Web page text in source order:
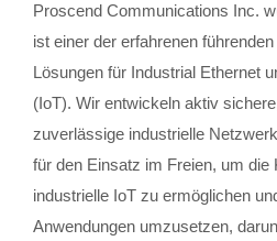
Proscend Communications Inc.
ist einer der erfahrenen
Lösungen für Industrial Ethernet
(IoT). Wir entwickeln aktiv
zuverlässige industrielle
für den Einsatz im Freien, um die
industrielle IoT zu ermöglichen
Anwendungen umzusetzen,